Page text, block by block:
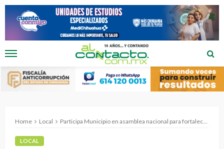
Home Local Participa Municipio en asamblea nacional para fortalecer la planeación urbana
LOCAL